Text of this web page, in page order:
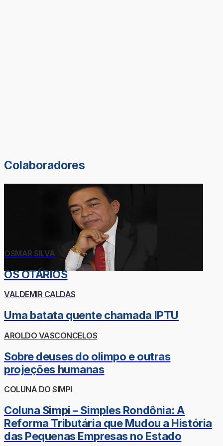
Colaboradores
OSMAR SILVA
OS OTÁRIOS
VALDEMIR CALDAS
Uma batata quente chamada IPTU
AROLDO VASCONCELOS
Sobre deuses do olimpo e outras
projeções humanas
COLUNA DO SIMPI
Coluna Simpi – Simples Rondônia: A
Reforma Tributária que Mudou a História
das Pequenas Empresas no Estado